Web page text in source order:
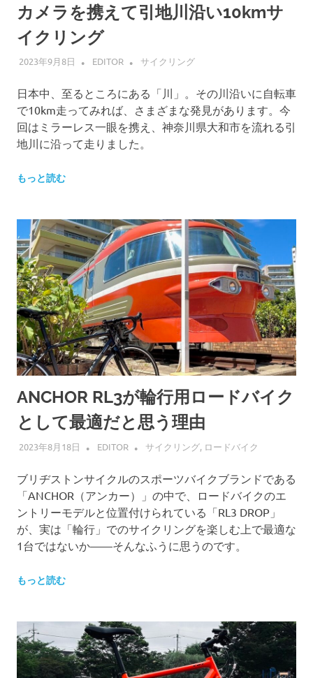
カメラを携えて引地川沿い10kmサ
イクリング
2023年9月8日 EDITOR サイクリング
日本中、至るところにある「川」。その川沿いに自転車
で10km走ってみれば、さまざまな発見があります。今
回はミラーレス一眼を携え、神奈川県大和市を流れる引
地川に沿って走りました。
もっと読む
ANCHOR RL3が輪行用ロードバイク
として最適だと思う理由
2023年8月18日 EDITOR サイクリング, ロードバイク
ブリヂストンサイクルのスポーツバイクブランドである
「ANCHOR（アンカー）」の中で、ロードバイクのエ
ントリーモデルと位置付けられている「RL3 DROP」
が、実は「輪行」でのサイクリングを楽しむ上で最適な
1台ではないか——そんなふうに思うのです。
もっと読む